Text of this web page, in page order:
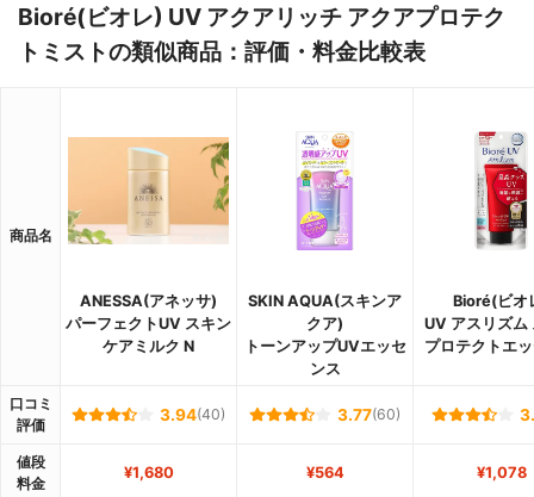
Bioré(ビオレ) UV アクアリッチ アクアプロテク
トミストの類似商品：評価・料金比較表
商品名
ANESSA(アネッサ)
パーフェクトUV スキン
ケアミルク N
SKIN AQUA(スキンア
クア)
トーンアップUVエッセ
ンス
Bioré(ビオ
UV アスリズム
プロテクトエ
口コミ
評価
3.94(40) 3.77(60)
値段
料金
¥1,680 ¥564 ¥1,078